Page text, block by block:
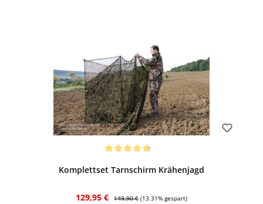
Komplettset Tarnschirm Krähenjagd
Verkaufspreis:
129,95 € Regulärer Preis:
149,90 € (13.31% gespart)